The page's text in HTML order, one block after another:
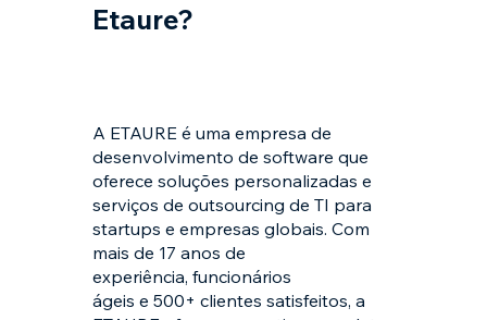
Etaure?
A ETAURE é uma empresa de
desenvolvimento de software que
oferece soluções personalizadas e
serviços de outsourcing de TI para
startups e empresas globais. Com
mais de 17 anos de
experiência, funcionários
ágeis e 500+ clientes satisfeitos, a